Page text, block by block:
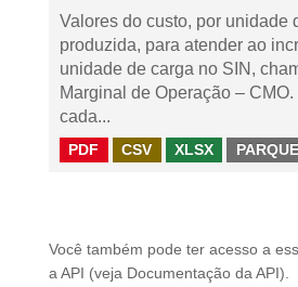
Valores do custo, por unidade
produzida, para atender ao
unidade de carga no SIN,
Marginal de Operação –
cada...
PDF CSV XLSX
Você também pode ter acesso a
a API (veja Documentação da API ).